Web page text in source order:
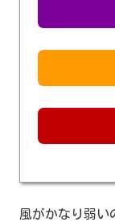
風がかなり弱い